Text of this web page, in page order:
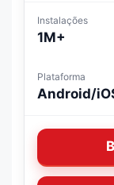
Instalações
1M+
Plataforma
Android/